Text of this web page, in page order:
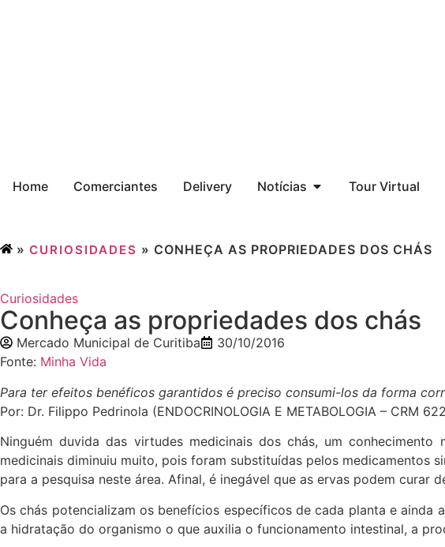
Home Comerciantes Delivery Notícias Tour Virtual
» CURIOSIDADES » CONHEÇA AS PROPRIEDADES DOS CHÁS
Curiosidades
Conheça as propriedades dos chás
Mercado Municipal de Curitiba
30/10/2016
Fonte: Minha Vida
Para ter efeitos benéficos garantidos é preciso consumi-los da forma
Por: Dr. Filippo Pedrinola (ENDOCRINOLOGIA E METABOLOGIA – CRM
Ninguém duvida das virtudes medicinais dos chás, um
medicinais diminuiu muito, pois foram substituídas pelos medicamentos
para a pesquisa neste área. Afinal, é inegável que as ervas podem curar
Os chás potencializam os benefícios específicos de cada planta e
a hidratação do organismo o que auxilia o funcionamento intestinal, a